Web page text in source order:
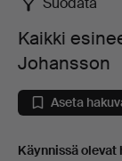
Kaikki
esineet
Thelin
Kaikki
Johansson
Aseta
Käynnissä olevat